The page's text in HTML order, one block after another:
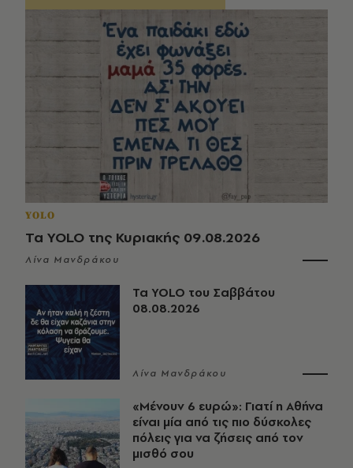
YOLO
Τα YOLO της Κυριακής 09.08.2026
Λίνα Μανδράκου
Τα YOLO του Σαββάτου
08.08.2026
Λίνα Μανδράκου
«Μένουν 6 ευρώ»: Γιατί η Αθήνα
είναι μία από τις πιο δύσκολες
πόλεις για να ζήσεις από τον
μισθό σου